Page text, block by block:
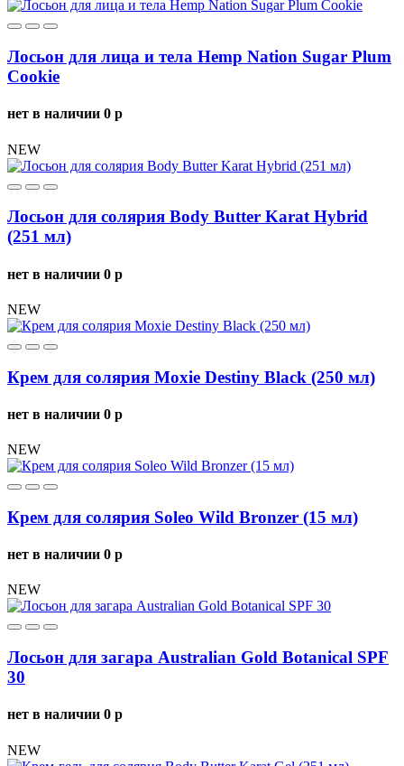
Лосьон для лица и тела Hemp Nation Sugar Plum
Cookie
нет в наличии 0 p
NEW
Лосьон для солярия Body Butter Karat Hybrid
(251 мл)
нет в наличии 0 p
NEW
Крем для солярия Moxie Destiny Black (250 мл)
нет в наличии 0 p
NEW
Крем для солярия Soleo Wild Bronzer (15 мл)
нет в наличии 0 p
NEW
Лосьон для загара Australian Gold Botanical SPF
30
нет в наличии 0 p
NEW